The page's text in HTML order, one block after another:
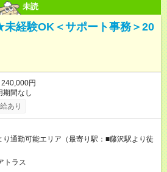
未読
経験OK＜サポート事務＞20
円
期間なし
あり
り通勤可能エリア（最寄り駅：■藤沢駅より徒
トラス